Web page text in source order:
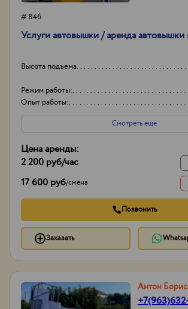
# 846
Услуги автовышки / аренда автовышки
Высота подъема
Режим работы:
Опыт работы:
Способ оплаты
Смотреть еще
Цена аренды:
2 200 руб/час
17 600 руб/смена
Позвонить
Заказать
Антон